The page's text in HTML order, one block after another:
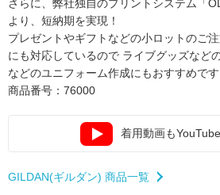
さらに、弊社独自のプリントシステム「
より、短納期を実現！
プレゼントやギフトなどの小ロットのご
にも対応しているので ライブグッズなど
などのユニフォーム作成にもおすすめです
商品番号：76000
着用動画も
GILDAN(ギルダン) 商品一覧